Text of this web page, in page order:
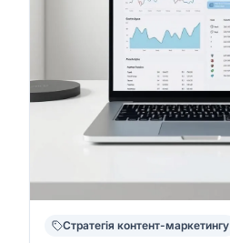
Стратегія контент-маркетингу